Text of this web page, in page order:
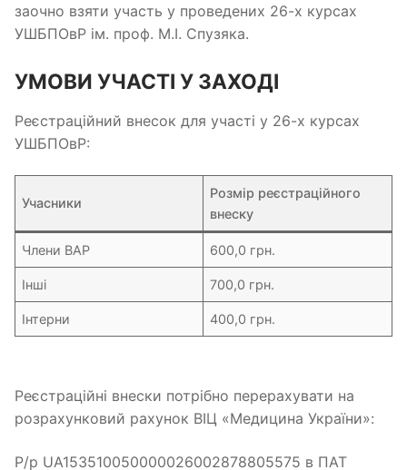
заочно взяти участь у проведених 26-х курсах
УШБПОвР ім. проф. М.І. Спузяка.
УМОВИ УЧАСТІ У ЗАХОДІ
Реєстраційний внесок для участі у 26-х курсах
УШБПОвР:
Учасники
Розмір реєстраційного
внеску
Члени ВАР 600,0 грн.
Інші 700,0 грн.
Інтерни 400,0 грн.
Реєстраційні внески потрібно перерахувати на
розрахунковий рахунок ВІЦ «Медицина України»:
Р/р UA153510050000026002878805575 в ПАТ